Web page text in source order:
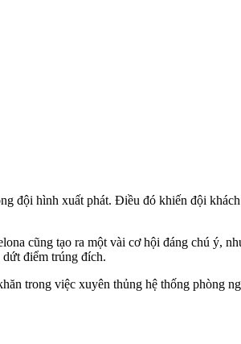
đội hình xuất phát. Điều đó khiến đội
cũng tạo ra một vài cơ hội đáng chú ý,
dứt điểm trúng đích.
trong việc xuyên thủng hệ thống phòng